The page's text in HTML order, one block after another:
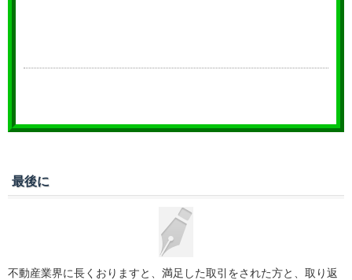
最後に
不動産業界に長くおりますと、満足した取引をされた方と、取り返